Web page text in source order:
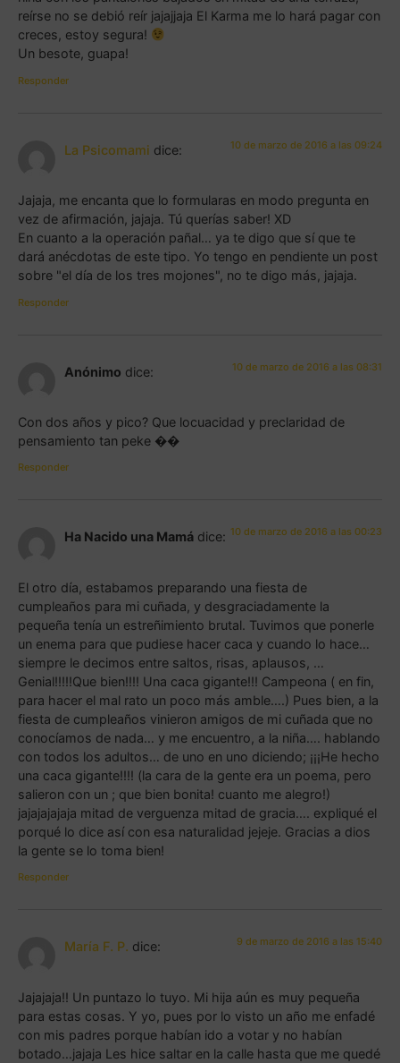
reírse no se debió reír jajajjaja El Karma me lo hará pagar con
creces, estoy segura!
Un besote, guapa!
Responder
La Psicomami dice: 10 de marzo de 2016 a las 09:24
Jajaja, me encanta que lo formularas en modo pregunta en
vez de afirmación, jajaja. Tú querías saber! XD
En cuanto a la operación pañal… ya te digo que sí que te
dará anécdotas de este tipo. Yo tengo en pendiente un post
sobre "el día de los tres mojones", no te digo más, jajaja.
Responder
Anónimo dice: 10 de marzo de 2016 a las 08:31
Con dos años y pico? Que locuacidad y preclaridad de
pensamiento tan peke ��
Responder
Ha Nacido una Mamá dice: 10 de marzo de 2016 a las 00:23
El otro día, estabamos preparando una fiesta de
cumpleaños para mi cuñada, y desgraciadamente la
pequeña tenía un estreñimiento brutal. Tuvimos que ponerle
un enema para que pudiese hacer caca y cuando lo hace…
siempre le decimos entre saltos, risas, aplausos, …
Genial!!!!!Que bien!!!! Una caca gigante!!! Campeona ( en fin,
para hacer el mal rato un poco más amble….) Pues bien, a la
fiesta de cumpleaños vinieron amigos de mi cuñada que no
conocíamos de nada… y me encuentro, a la niña…. hablando
con todos los adultos… de uno en uno diciendo; ¡¡¡He hecho
una caca gigante!!!! (la cara de la gente era un poema, pero
salieron con un ; que bien bonita! cuanto me alegro!)
jajajajajaja mitad de verguenza mitad de gracia…. expliqué el
porqué lo dice así con esa naturalidad jejeje. Gracias a dios
la gente se lo toma bien!
Responder
María F. P. dice: 9 de marzo de 2016 a las 15:40
Jajajaja!! Un puntazo lo tuyo. Mi hija aún es muy pequeña
para estas cosas. Y yo, pues por lo visto un año me enfadé
con mis padres porque habían ido a votar y no habían
botado…jajaja Les hice saltar en la calle hasta que me quedé